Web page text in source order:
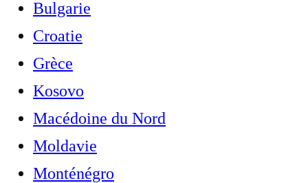
Bulgarie
Croatie
Grèce
Kosovo
Macédoine du Nord
Moldavie
Monténégro